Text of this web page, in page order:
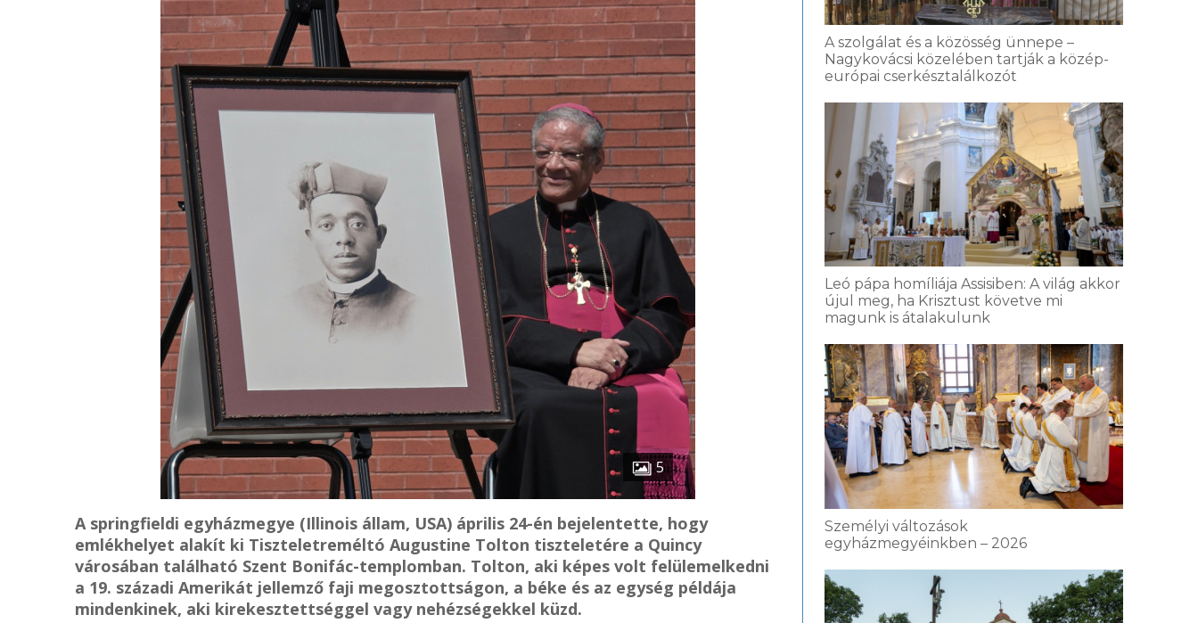
5
A springfieldi egyházmegye (Illinois állam, USA) április 24-én bejelentette, hogy
emlékhelyet alakít ki Tiszteletreméltó Augustine Tolton tiszteletére a Quincy
városában található Szent Bonifác-templomban. Tolton, aki képes volt felülemelkedni
a 19. századi Amerikát jellemző faji megosztottságon, a béke és az egység példája
mindenkinek, aki kirekesztettséggel vagy nehézségekkel küzd.
A szolgálat és a közösség ünnepe –
Nagykovácsi közelében tartják a közép-
európai cserkésztalálkozót
Leó pápa homíliája Assisiben: A világ akkor
újul meg, ha Krisztust követve mi
magunk is átalakulunk
Személyi változások
egyházmegyéinkben – 2026